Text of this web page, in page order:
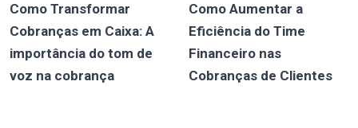
Como Transformar
Cobranças em Caixa: A
importância do tom de
voz na cobrança
Como Aumentar a
Eficiência do Time
Financeiro nas
Cobranças de Clientes